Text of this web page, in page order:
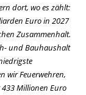
dort, wo es zählt:
Euro in 2027
Zusammenhalt.
und Bauhaushalt
wir Feuerwehren,
Millionen Euro